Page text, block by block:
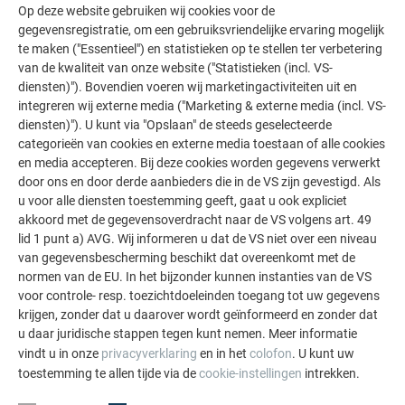
te openen en trek de dakpan er naar beneden uit.
Verwijder de klangen niet (afbeelding 3).
Open de bovenste vouw van de nieuwe dakpan ietwat
zodat de klangen kunnen worden vastgeklikt of de
nieuwe dakpan in de vouw kan worden geschoven
(afbeelding 4).
Op deze website gebruiken wij cookies voor de
gegevensregistratie, om een gebruiksvriendelijke ervaring mogelijk
te maken ("Essentieel") en statistieken op te stellen ter verbetering
van de kwaliteit van onze website ("Statistieken (incl. VS-
diensten)"). Bovendien voeren wij marketingactiviteiten uit en
integreren wij externe media ("Marketing & externe media (incl. VS-
diensten)"). U kunt via "Opslaan" de steeds geselecteerde
categorieën van cookies en externe media toestaan of alle cookies
en media accepteren. Bij deze cookies worden gegevens verwerkt
door ons en door derde aanbieders die in de VS zijn gevestigd. Als
u voor alle diensten toestemming geeft, gaat u ook expliciet
akkoord met de gegevensoverdracht naar de VS volgens art. 49
lid 1 punt a) AVG. Wij informeren u dat de VS niet over een niveau
van gegevensbescherming beschikt dat overeenkomt met de
normen van de EU. In het bijzonder kunnen instanties van de VS
voor controle- resp. toezichtdoeleinden toegang tot uw gegevens
krijgen, zonder dat u daarover wordt geïnformeerd en zonder dat
u daar juridische stappen tegen kunt nemen. Meer informatie
vindt u in onze privacyverklaring en in het colofon. U kunt uw
toestemming te allen tijde via decookie-instellingen intrekken.